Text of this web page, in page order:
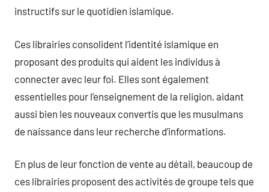
instructifs sur le quotidien islamique.
Ces librairies consolident l’identité islamique en
proposant des produits qui aident les individus à
connecter avec leur foi. Elles sont également
essentielles pour l’enseignement de la religion, aidant
aussi bien les nouveaux convertis que les musulmans
de naissance dans leur recherche d’informations.
En plus de leur fonction de vente au détail, beaucoup de
ces librairies proposent des activités de groupe tels que